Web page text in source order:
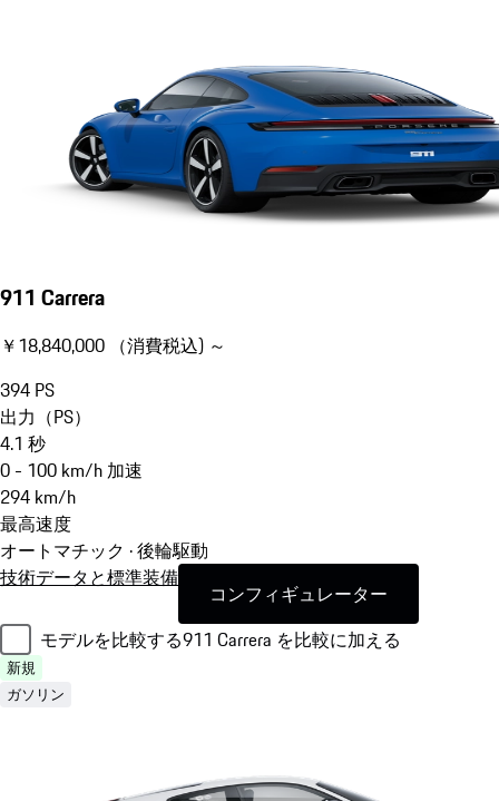
911 Carrera
￥18,840,000 （消費税込) ～
394 PS
出力（PS）
4.1 秒
0 - 100 km/h 加速
294 km/h
最高速度
オートマチック · 後輪駆動
技術データと標準装備
コンフィギュレーター
モデルを比較する911 Carrera を比較に加える
新規
ガソリン